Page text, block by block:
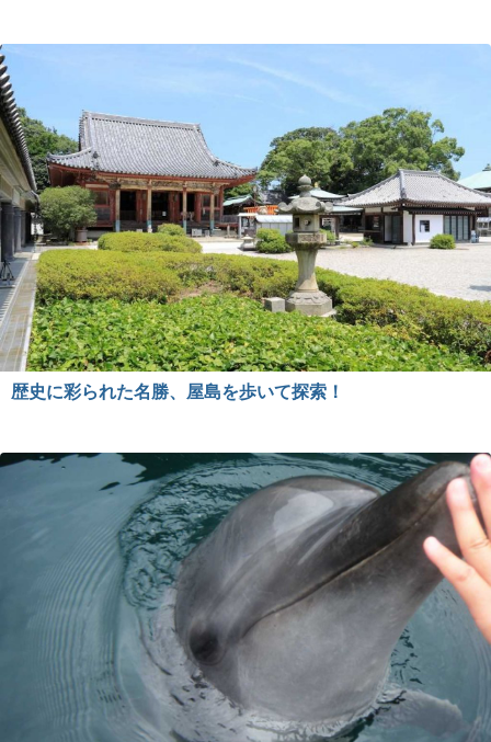
歴史に彩られた名勝、屋島を歩いて探索！